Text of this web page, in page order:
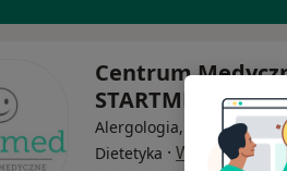
Centrum
STARTMED
Alergologia, Alergologia
Dietetyka · Więcej